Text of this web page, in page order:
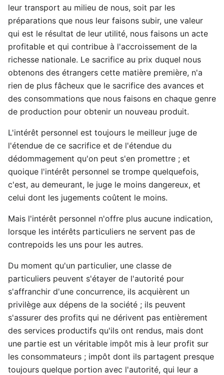
leur transport au milieu de nous, soit par les
préparations que nous leur faisons subir, une valeur
qui est le résultat de leur utilité, nous faisons un acte
profitable et qui contribue à l'accroissement de la
richesse nationale. Le sacrifice au prix duquel nous
obtenons des étrangers cette matière première, n'a
rien de plus fâcheux que le sacrifice des avances et
des consommations que nous faisons en chaque genre
de production pour obtenir un nouveau produit.
L'intérêt personnel est toujours le meilleur juge de
l'étendue de ce sacrifice et de l'étendue du
dédommagement qu'on peut s'en promettre ; et
quoique l'intérêt personnel se trompe quelquefois,
c'est, au demeurant, le juge le moins dangereux, et
celui dont les jugements coûtent le moins.
Mais l'intérêt personnel n'offre plus aucune indication,
lorsque les intérêts particuliers ne servent pas de
contrepoids les uns pour les autres.
Du moment qu'un particulier, une classe de
particuliers peuvent s'étayer de l'autorité pour
s'affranchir d'une concurrence, ils acquièrent un
privilège aux dépens de la société ; ils peuvent
s'assurer des profits qui ne dérivent pas entièrement
des services productifs qu'ils ont rendus, mais dont
une partie est un véritable impôt mis à leur profit sur
les consommateurs ; impôt dont ils partagent presque
toujours quelque portion avec l'autorité, qui leur a